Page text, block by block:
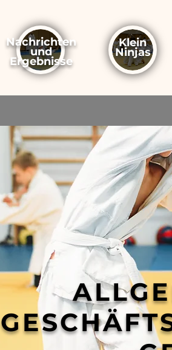
Nachrichten
und
Ergebnisse
Klein
Ninjas